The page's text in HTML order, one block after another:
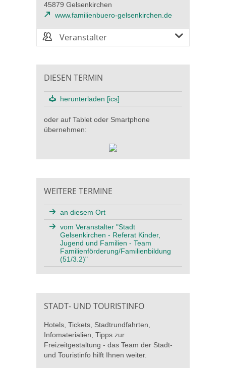
45879 Gelsenkirchen
www.familienbuero-gelsenkirchen.de
Veranstalter
DIESEN TERMIN
herunterladen [ics]
oder auf Tablet oder Smartphone
übernehmen:
WEITERE TERMINE
an diesem Ort
vom Veranstalter "Stadt
Gelsenkirchen - Referat Kinder,
Jugend und Familien - Team
Familienförderung/Familienbildung
(51/3.2)"
STADT- UND TOURISTINFO
Hotels, Tickets, Stadtrundfahrten,
Infomaterialien, Tipps zur
Freizeitgestaltung - das Team der Stadt-
und Touristinfo hilft Ihnen weiter.